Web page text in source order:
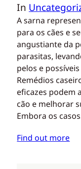
In
A sarna
para os cães e
angustiante da
parasitas,
pelos e
Remédios
eficazes podem
cão e melhorar
Embora os
Find out more